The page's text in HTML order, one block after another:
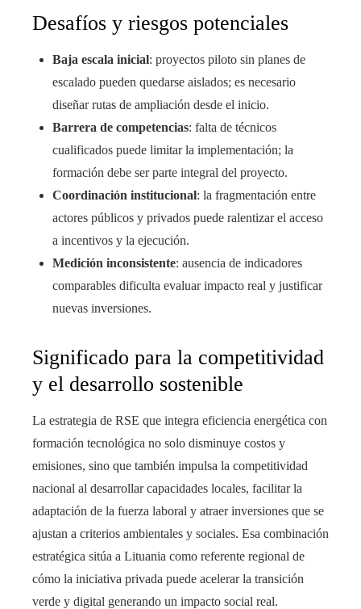
Desafíos y riesgos potenciales
Baja escala inicial: proyectos piloto sin planes de
escalado pueden quedarse aislados; es necesario
diseñar rutas de ampliación desde el inicio.
Barrera de competencias: falta de técnicos
cualificados puede limitar la implementación; la
formación debe ser parte integral del proyecto.
Coordinación institucional: la fragmentación entre
actores públicos y privados puede ralentizar el acceso
a incentivos y la ejecución.
Medición inconsistente: ausencia de indicadores
comparables dificulta evaluar impacto real y justificar
nuevas inversiones.
Significado para la competitividad
y el desarrollo sostenible
La estrategia de RSE que integra eficiencia energética con
formación tecnológica no solo disminuye costos y
emisiones, sino que también impulsa la competitividad
nacional al desarrollar capacidades locales, facilitar la
adaptación de la fuerza laboral y atraer inversiones que se
ajustan a criterios ambientales y sociales. Esa combinación
estratégica sitúa a Lituania como referente regional de
cómo la iniciativa privada puede acelerar la transición
verde y digital generando un impacto social real.